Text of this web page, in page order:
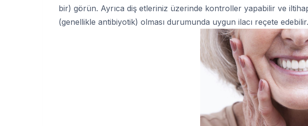
bir) görün. Ayrıca diş etleriniz üzerinde kontroller yapabilir ve
(genellikle antibiyotik) olması durumunda uygun ilacı reçete edebilir.